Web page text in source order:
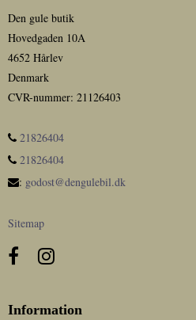
Den gule butik
Hovedgaden 10A
4652 Hårlev
Denmark
CVR-nummer: 21126403
21826404
21826404
: godost@dengulebil.dk
Sitemap
Information